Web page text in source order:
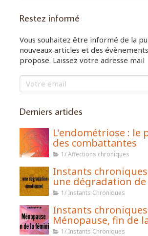
Restez informé
Vous souhaitez être informé de la
nouveaux articles et des
propose. Laissez votre adresse mail
Votre email
Derniers articles
L'endométriose : le
des combattantes
1/ Affections chroniques
Instants chroniques
une dégradation de
émotionnel
1/ Instants Chroniques
Instants
Ménopause, fin de
1/ Instants Chroniques